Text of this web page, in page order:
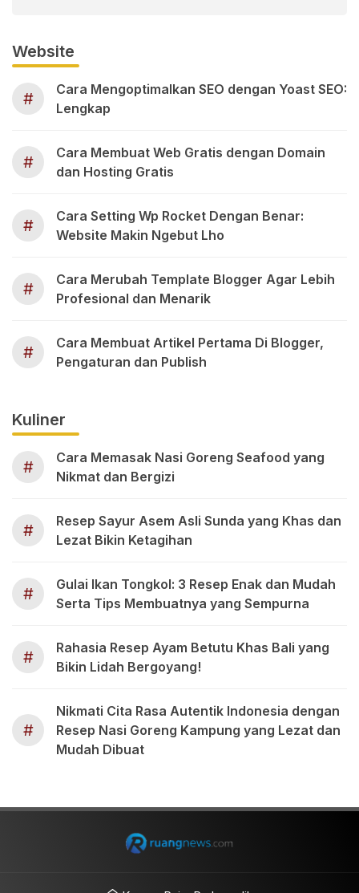
Website
#
Cara Mengoptimalkan SEO dengan Yoast SEO:
Lengkap
#
Cara Membuat Web Gratis dengan Domain
dan Hosting Gratis
#
Cara Setting Wp Rocket Dengan Benar:
Website Makin Ngebut Lho
#
Cara Merubah Template Blogger Agar Lebih
Profesional dan Menarik
#
Cara Membuat Artikel Pertama Di Blogger,
Pengaturan dan Publish
Kuliner
#
Cara Memasak Nasi Goreng Seafood yang
Nikmat dan Bergizi
#
Resep Sayur Asem Asli Sunda yang Khas dan
Lezat Bikin Ketagihan
#
Gulai Ikan Tongkol: 3 Resep Enak dan Mudah
Serta Tips Membuatnya yang Sempurna
#
Rahasia Resep Ayam Betutu Khas Bali yang
Bikin Lidah Bergoyang!
#
Nikmati Cita Rasa Autentik Indonesia dengan
Resep Nasi Goreng Kampung yang Lezat dan
Mudah Dibuat